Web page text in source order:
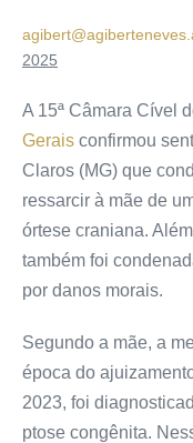
2025
A 15ª Câmara Cível
Gerais confirmou
Claros (MG) que
ressarcir à mãe de
órtese craniana.
também foi
por danos morais.
Segundo a mãe, a
época do
2023, foi
ptose congênita.